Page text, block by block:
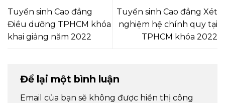
Tuyển sinh Cao đẳng
Điều dưỡng TPHCM khóa
khai giảng năm 2022
Tuyển sinh Cao đẳng Xét
nghiệm hệ chính quy tại
TPHCM khóa 2022
Để lại một bình luận
Email của bạn sẽ không được hiển thị công